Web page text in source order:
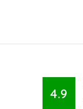
4.9